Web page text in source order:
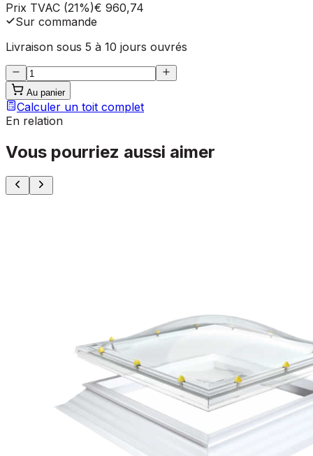
Prix TVAC (21%)€ 960,74
Sur commande
Livraison sous 5 à 10 jours ouvrés
Au panier
Calculer un toit complet
En relation
Vous pourriez aussi aimer